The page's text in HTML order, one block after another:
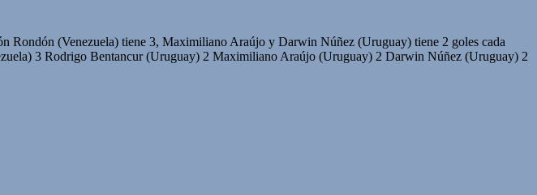
Rondón (Venezuela) tiene 3, Maximiliano Araújo y Darwin Núñez (Uruguay) tiene 2 goles cada
3 Rodrigo Bentancur (Uruguay) 2 Maximiliano Araújo (Uruguay) 2 Darwin Núñez (Uruguay) 2